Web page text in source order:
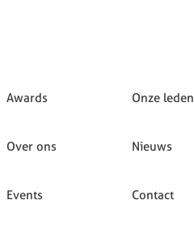
Awards
Over ons
Events
Onze leden
Nieuws
Contact